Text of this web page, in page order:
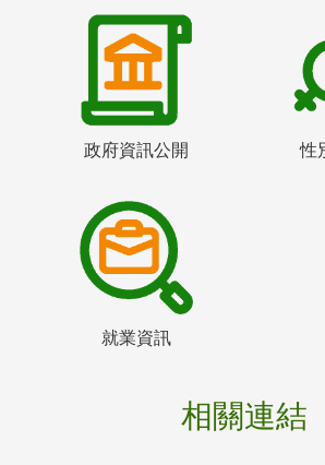
政府資訊公開 性
就業資訊
相關連結